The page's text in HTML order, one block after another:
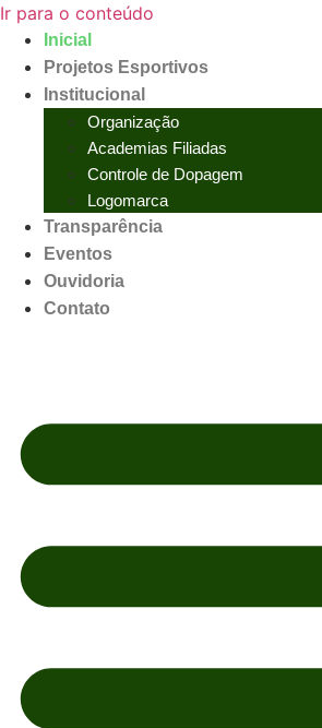
Ir para o conteúdo
Inicial
Projetos Esportivos
Institucional
Organização
Academias Filiadas
Controle de Dopagem
Logomarca
Transparência
Eventos
Ouvidoria
Contato